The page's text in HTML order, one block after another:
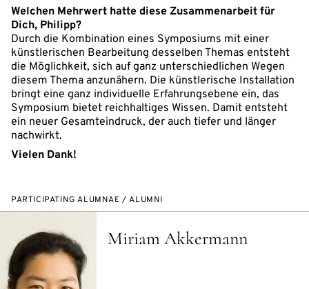
Welchen Mehrwert hatte diese Zusammenarbeit für
Dich, Philipp?
Durch die Kombination eines Symposiums mit einer
künstlerischen Bearbeitung desselben Themas entsteht
die Möglichkeit, sich auf ganz unterschiedlichen Wegen
diesem Thema anzunähern. Die künstlerische Installation
bringt eine ganz individuelle Erfahrungsebene ein, das
Symposium bietet reichhaltiges Wissen. Damit entsteht
ein neuer Gesamteindruck, der auch tiefer und länger
nachwirkt.
Vielen Dank!
PARTICIPATING ALUMNAE / ALUMNI
Miriam Akkermann